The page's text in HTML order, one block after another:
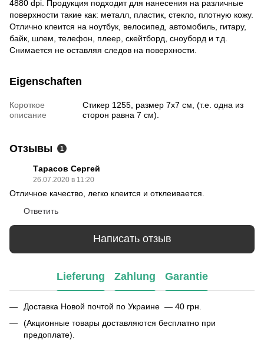
4880 dpi. Продукция подходит для нанесения на различные
поверхности такие как: металл, пластик, стекло, плотную кожу.
Отлично клеится на ноутбук, велосипед, автомобиль, гитару,
байк, шлем, телефон, плеер, скейтборд, сноуборд и т.д.
Снимается не оставляя следов на поверхности.
Eigenschaften
Короткое
описание
Стикер 1255, размер 7х7 см, (т.е. одна из
сторон равна 7 см).
Отзывы 1
Тарасов Сергей
26.07.2020 в 11:20
Отличное качество, легко клеится и отклеивается.
Ответить
Написать отзыв
Lieferung Zahlung Garantie
Доставка Новой почтой по Украине — 40 грн.
(Акционные товары доставляются бесплатно при
предоплате).